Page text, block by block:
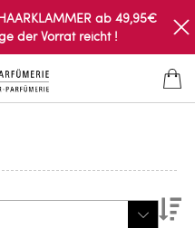
ab 49,95€
der Vorrat reicht !